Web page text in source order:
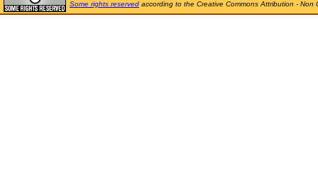
Some rights reserved according to the Creative Commons Attribution - Non